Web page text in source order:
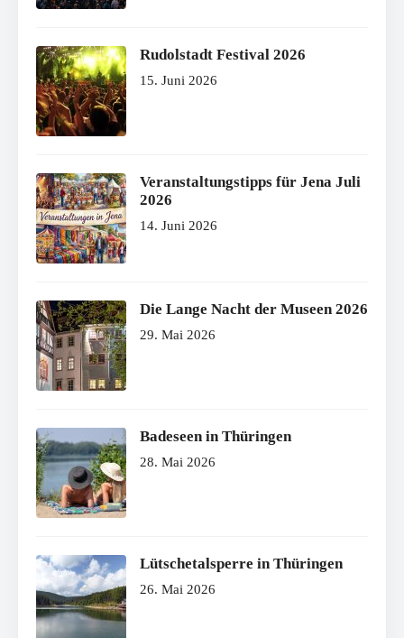
Rudolstadt Festival 2026
15. Juni 2026
Veranstaltungstipps für Jena Juli
2026
14. Juni 2026
Die Lange Nacht der Museen 2026
29. Mai 2026
Badeseen in Thüringen
28. Mai 2026
Lütschetalsperre in Thüringen
26. Mai 2026